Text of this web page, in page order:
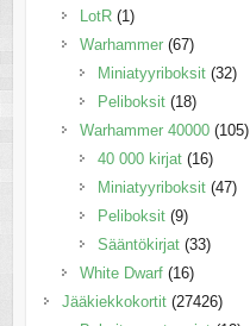
LotR (1)
Warhammer (67)
Miniatyyriboksit (32)
Peliboksit (18)
Warhammer 40000 (105)
40 000 kirjat (16)
Miniatyyriboksit (47)
Peliboksit (9)
Sääntökirjat (33)
White Dwarf (16)
Jääkiekkokortit (27426)